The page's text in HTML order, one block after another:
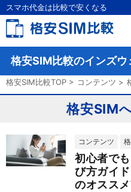
スマホ代金は比較で安くなる
格安SIM比較のインズウ
格安SIM比較TOP > コンテンツ >
格安SIM
コンテンツ
初心者で
び方ガイ
のオススメ